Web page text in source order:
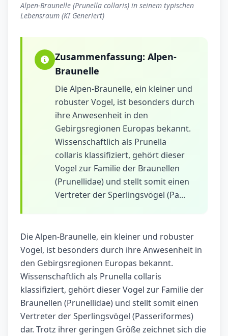
Alpen-Braunelle (Prunella collaris) in seinem typischen
Lebensraum (KI Generiert)
Zusammenfassung: Alpen-
Braunelle
Die Alpen-Braunelle, ein kleiner und
robuster Vogel, ist besonders durch
ihre Anwesenheit in den
Gebirgsregionen Europas bekannt.
Wissenschaftlich als Prunella
collaris klassifiziert, gehört dieser
Vogel zur Familie der Braunellen
(Prunellidae) und stellt somit einen
Vertreter der Sperlingsvögel (Pa...
Die Alpen-Braunelle, ein kleiner und robuster
Vogel, ist besonders durch ihre Anwesenheit in
den Gebirgsregionen Europas bekannt.
Wissenschaftlich als Prunella collaris
klassifiziert, gehört dieser Vogel zur Familie der
Braunellen (Prunellidae) und stellt somit einen
Vertreter der Sperlingsvögel (Passeriformes)
dar. Trotz ihrer geringen Größe zeichnet sich die